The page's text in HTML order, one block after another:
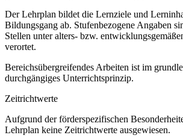
Der Lehrplan bildet die Lernziele und
Bildungsgang ab. Stufenbezogene Angaben
Stellen unter alters- bzw.
verortet.
Bereichsübergreifendes Arbeiten ist im
durchgängiges Unterrichtsprinzip.
Zeitrichtwerte
Aufgrund der förderspezifischen
Lehrplan keine Zeitrichtwerte ausgewiesen.